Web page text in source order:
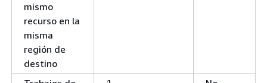
mismo
recurso en la
misma
región de
destino